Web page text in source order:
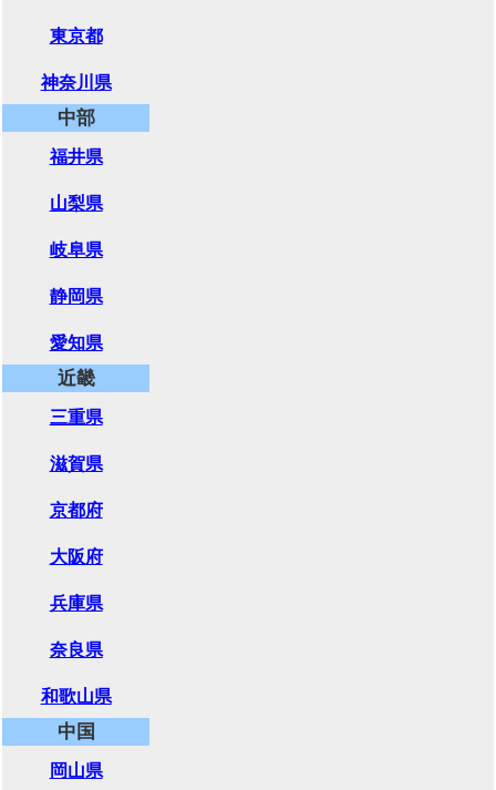
東京都
神奈川県
中部
福井県
山梨県
岐阜県
静岡県
愛知県
近畿
三重県
滋賀県
京都府
大阪府
兵庫県
奈良県
和歌山県
中国
岡山県